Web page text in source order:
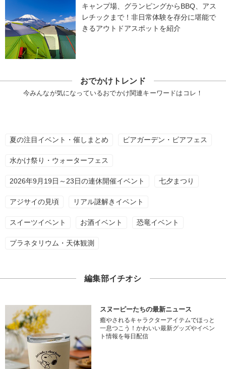
キャンプ場、グランピングからBBQ、アス
レチックまで！非日常体験を存分に堪能で
きるアウトドアスポットを紹介
おでかけトレンド
今みんなが気になっているおでかけ関連キーワードはコレ！
夏の注目イベント・催しまとめ ビアガーデン・ビアフェス
水かけ祭り・ウォーターフェス
2026年9月19日～23日の連休開催イベント 七夕まつり
アジサイの見頃 リアル謎解きイベント
スイーツイベント お酒イベント 恐竜イベント
プラネタリウム・天体観測
編集部イチオシ
スヌーピーたちの最新ニュース
癒やされるキャラクターアイテムでほっと
一息つこう！かわいい最新グッズやイベン
ト情報を毎日配信